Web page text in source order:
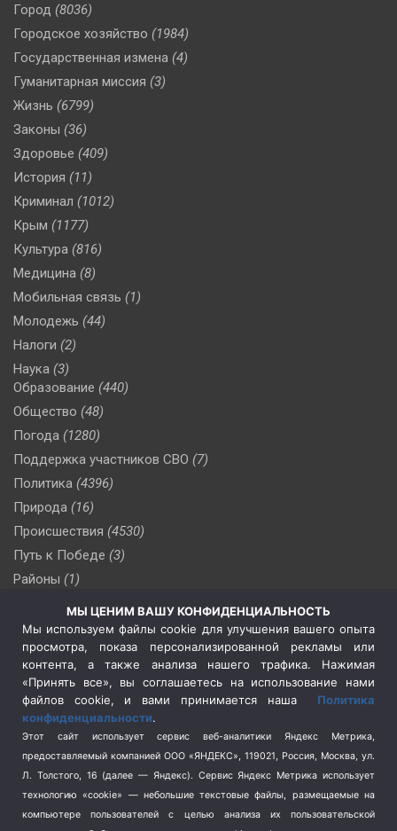
Город (8036)
Городское хозяйство (1984)
Государственная измена (4)
Гуманитарная миссия (3)
Жизнь (6799)
Законы (36)
Здоровье (409)
История (11)
Криминал (1012)
Крым (1177)
Культура (816)
Медицина (8)
Мобильная связь (1)
Молодежь (44)
Налоги (2)
Наука (3)
Образование (440)
Общество (48)
Погода (1280)
Поддержка участников СВО (7)
Политика (4396)
Природа (16)
Происшествия (4530)
Путь к Победе (3)
Районы (1)
(510)
Сельское хозяйство (3)
Социальная политика
(3)
Спецоперация в Украине
Спецоперация на Украине
(404)
Спорт (740)
Терроризм (1)
Транспорт (262)
Туризм (178)
МЫ ЦЕНИМ ВАШУ КОНФИДЕНЦИАЛЬНОСТЬ
Мы используем файлы cookie для улучшения вашего опыта
просмотра, показа персонализированной рекламы или
контента, а также анализа нашего трафика. Нажимая
«Принять все», вы соглашаетесь на использование нами
файлов cookie, и вами принимается наша Политика
конфиденциальности.
Этот сайт использует сервис веб-аналитики Яндекс Метрика,
предоставляемый компанией ООО «ЯНДЕКС», 119021, Россия, Москва, ул.
Л. Толстого, 16 (далее — Яндекс). Сервис Яндекс Метрика использует
технологию «cookie» — небольшие текстовые файлы, размещаемые на
компьютере пользователей с целью анализа их пользовательской